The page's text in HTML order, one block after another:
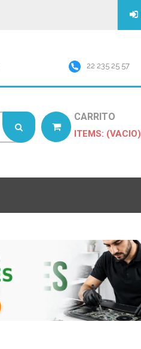
22 235 25 57
CARRITO
ITEMS: (VACIO)